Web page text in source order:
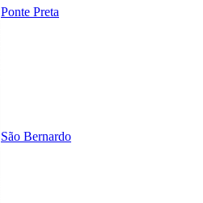
Ponte Preta
São Bernardo